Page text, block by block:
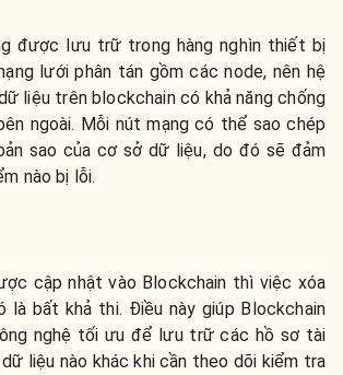
được lưu trữ trong hàng nghìn thiết bị
lưới phân tán gồm các node, nên hệ
liệu trên blockchain có khả năng chống
ngoài. Mỗi nút mạng có thể sao chép
sao của cơ sở dữ liệu, do đó sẽ đảm
nào bị lỗi.
cập nhật vào Blockchain thì việc xóa
là bất khả thi. Điều này giúp Blockchain
nghệ tối ưu để lưu trữ các hồ sơ tài
liệu nào khác khi cần theo dõi kiểm tra